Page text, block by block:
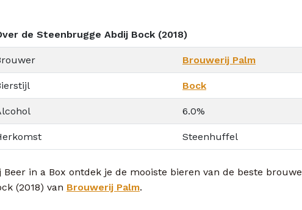
de Steenbrugge Abdij Bock (2018)
Brouwerij Palm
Bock
6.0%
Steenhuffel
Beer in a Box ontdek je de mooiste bieren van de beste
(2018) van Brouwerij Palm.